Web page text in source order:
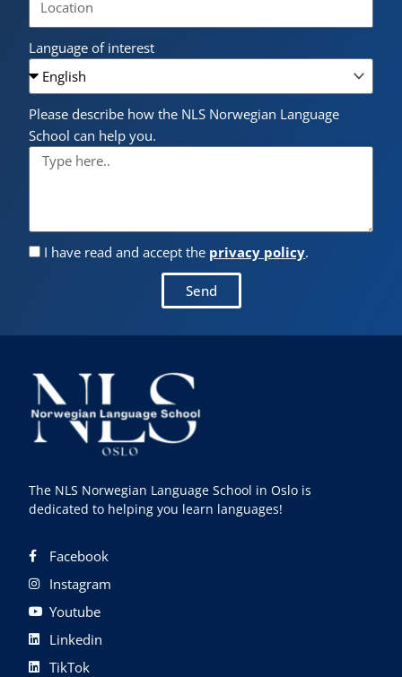
Language of interest
Please describe how the NLS Norwegian Language
School can help you.
I have read and accept the privacy policy.
Send
The NLS Norwegian Language School in Oslo is
dedicated to helping you learn languages!
Facebook
Instagram
Youtube
Linkedin
TikTok